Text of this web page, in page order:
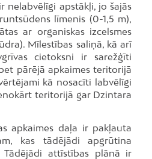
nelabvēlīgi apstākļi, jo šajās
līmenis (0-1,5 m),
ar organiskas izcelsmes
Mīlestības saliņā, kā arī
cietoksni ir sarežģīti
pārējā apkaimes teritorijā
kā nosacīti labvēlīgi
teritorijā gar Dzintara
apkaimes daļa ir pakļauta
kas tādējādi apgrūtina
Tādējādi attīstības plānā ir